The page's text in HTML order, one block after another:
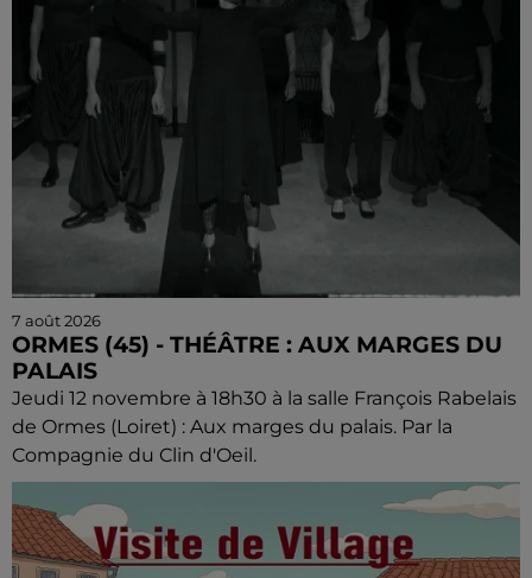
7 août 2026
ORMES (45) - THÉÂTRE : AUX MARGES DU
PALAIS
Jeudi 12 novembre à 18h30 à la salle François Rabelais
de Ormes (Loiret) : Aux marges du palais. Par la
Compagnie du Clin d'Oeil.